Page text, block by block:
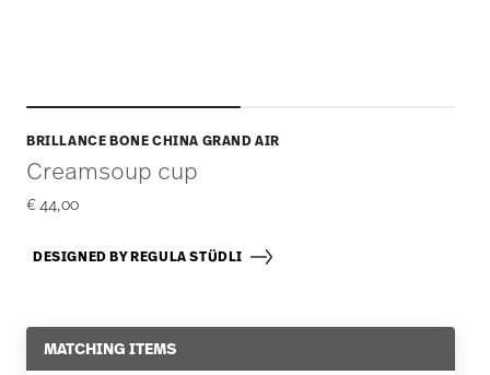
BRILLANCE BONE CHINA GRAND AIR
Creamsoup cup
€ 44,00
DESIGNED BY REGULA STÜDLI
MATCHING ITEMS